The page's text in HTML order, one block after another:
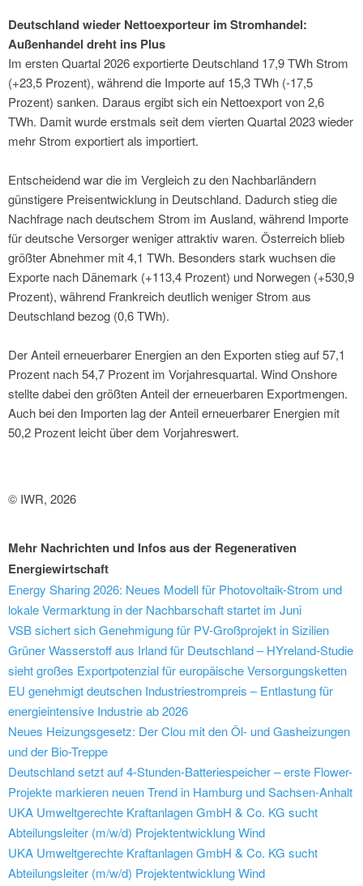
Deutschland wieder Nettoexporteur im Stromhandel:
Außenhandel dreht ins Plus
Im ersten Quartal 2026 exportierte Deutschland 17,9 TWh Strom
(+23,5 Prozent), während die Importe auf 15,3 TWh (-17,5
Prozent) sanken. Daraus ergibt sich ein Nettoexport von 2,6
TWh. Damit wurde erstmals seit dem vierten Quartal 2023 wieder
mehr Strom exportiert als importiert.
Entscheidend war die im Vergleich zu den Nachbarländern
günstigere Preisentwicklung in Deutschland. Dadurch stieg die
Nachfrage nach deutschem Strom im Ausland, während Importe
für deutsche Versorger weniger attraktiv waren. Österreich blieb
größter Abnehmer mit 4,1 TWh. Besonders stark wuchsen die
Exporte nach Dänemark (+113,4 Prozent) und Norwegen (+530,9
Prozent), während Frankreich deutlich weniger Strom aus
Deutschland bezog (0,6 TWh).
Der Anteil erneuerbarer Energien an den Exporten stieg auf 57,1
Prozent nach 54,7 Prozent im Vorjahresquartal. Wind Onshore
stellte dabei den größten Anteil der erneuerbaren Exportmengen.
Auch bei den Importen lag der Anteil erneuerbarer Energien mit
50,2 Prozent leicht über dem Vorjahreswert.
© IWR, 2026
Mehr Nachrichten und Infos aus der Regenerativen
Energiewirtschaft
Energy Sharing 2026: Neues Modell für Photovoltaik-Strom und
lokale Vermarktung in der Nachbarschaft startet im Juni
VSB sichert sich Genehmigung für PV-Großprojekt in Sizilien
Grüner Wasserstoff aus Irland für Deutschland – HYreland-Studie
sieht großes Exportpotenzial für europäische Versorgungsketten
EU genehmigt deutschen Industriestrompreis – Entlastung für
energieintensive Industrie ab 2026
Neues Heizungsgesetz: Der Clou mit den Öl- und Gasheizungen
und der Bio-Treppe
Deutschland setzt auf 4-Stunden-Batteriespeicher – erste Flower-
Projekte markieren neuen Trend in Hamburg und Sachsen-Anhalt
UKA Umweltgerechte Kraftanlagen GmbH & Co. KG sucht
Abteilungsleiter (m/w/d) Projektentwicklung Wind
UKA Umweltgerechte Kraftanlagen GmbH & Co. KG sucht
Abteilungsleiter (m/w/d) Projektentwicklung Wind